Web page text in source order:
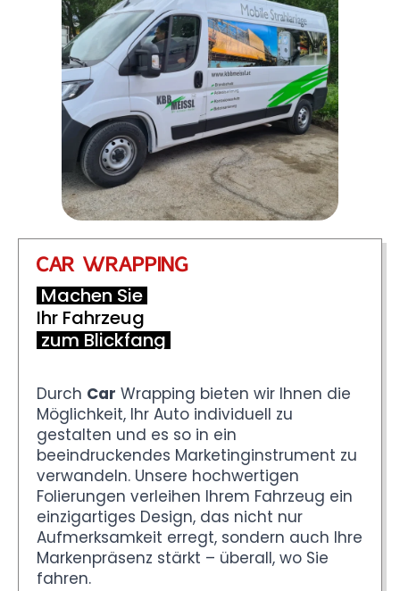
CAR WRAPPING
Machen Sie
Ihr Fahrzeug
zum Blickfang
Durch Car Wrapping bieten wir Ihnen die
Möglichkeit, Ihr Auto individuell zu
gestalten und es so in ein
beeindruckendes Marketinginstrument zu
verwandeln. Unsere hochwertigen
Folierungen verleihen Ihrem Fahrzeug ein
einzigartiges Design, das nicht nur
Aufmerksamkeit erregt, sondern auch Ihre
Markenpräsenz stärkt – überall, wo Sie
fahren.